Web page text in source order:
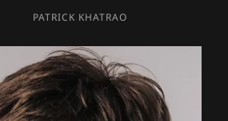
PATRICK KHATRAO